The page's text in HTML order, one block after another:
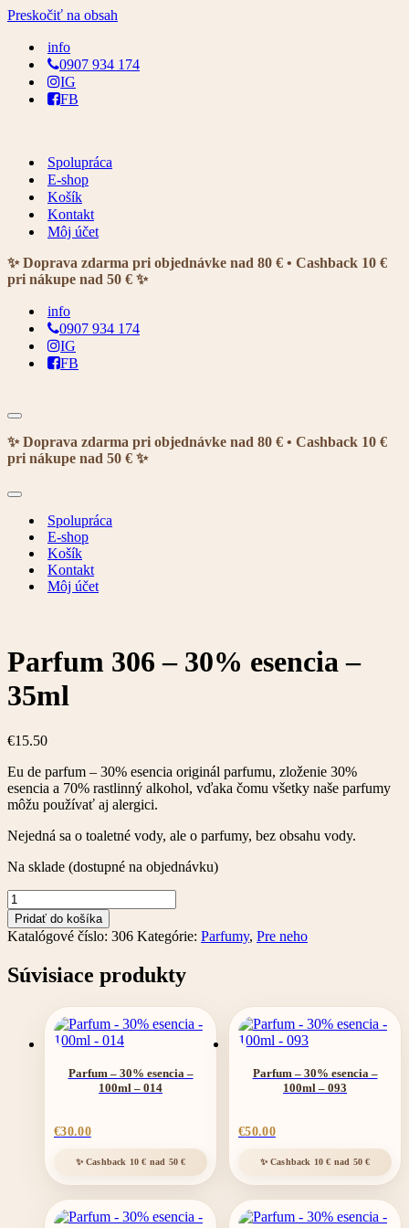
Preskočiť na obsah
info
0907 934 174
IG
FB
Spolupráca
E-shop
Košík
Kontakt
Môj účet
✨ Doprava zdarma pri objednávke nad 80 € • Cashback 10 €
pri nákupe nad 50 € ✨
info
0907 934 174
IG
FB
Menu
navigácie
✨ Doprava zdarma pri objednávke nad 80 € • Cashback 10 €
pri nákupe nad 50 € ✨
Menu
navigácieSpolupráca
E-shop
Košík
Kontakt
Môj účet
Parfum 306 – 30% esencia –
35ml
€15.50
Eu de parfum – 30% esencia originál parfumu, zloženie 30%
esencia a 70% rastlinný alkohol, vďaka čomu všetky naše parfumy
môžu používať aj alergici.
Nejedná sa o toaletné vody, ale o parfumy, bez obsahu vody.
Na sklade (dostupné na objednávku)
množstvo
Parfum
306
-
esencia
Pridať do košíka
Katalógové číslo: 306 Kategórie: Parfumy, Pre neho
Súvisiace produkty
Parfum – 30% esencia –
100ml – 014
€30.00
Parfum – 30% esencia –
100ml – 093
€50.00